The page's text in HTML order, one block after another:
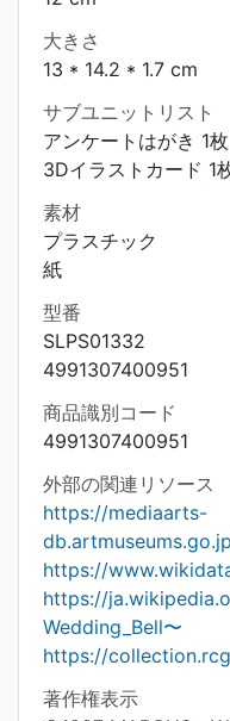
大きさ
13 * 14.2 * 1.7 cm
サブユニットリスト
アンケートはがき 1枚
3Dイラストカード 1
素材
プラスチック
紙
型番
SLPS01332
4991307400951
商品識別コード
4991307400951
外部の関連リソース
https://mediaarts-
https://
https://
Wedding_Bell〜
https://
著作権表示